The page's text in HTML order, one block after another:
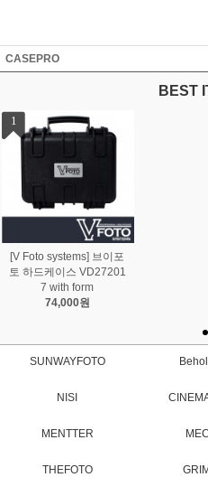
CASEPRO
BEST
1
[V Foto systems] 브이포
토 하드케이스 VD27201
7 with form
74,000원
SUNWAYFOTO
NISI
MENTTER
THEFOTO